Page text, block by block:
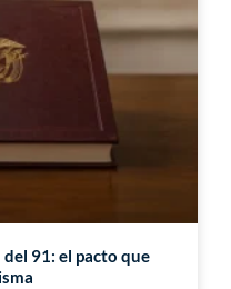
91: el pacto que